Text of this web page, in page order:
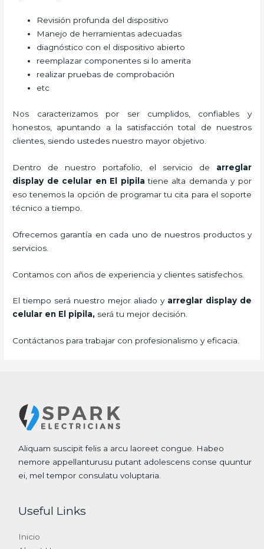
Revisión profunda del dispositivo
Manejo de herramientas adecuadas
diagnóstico con el dispositivo abierto
reemplazar componentes si lo amerita
realizar pruebas de comprobación
etc
Nos caracterizamos por ser cumplidos, confiables y
honestos, apuntando a la satisfacción total de nuestros
clientes, siendo ustedes nuestro mayor objetivo.
Dentro de nuestro portafolio, el servicio de arreglar
display de celular en El pipila tiene alta demanda y por
eso tenemos la opción de programar tu cita para el soporte
técnico a tiempo.
Ofrecemos garantía en cada uno de nuestros productos y
servicios.
Contamos con años de experiencia y clientes satisfechos.
El tiempo será nuestro mejor aliado y arreglar display de
celular en El pipila, será tu mejor decisión.
Contáctanos para trabajar con profesionalismo y eficacia.
Aliquam suscipit felis a arcu laoreet congue. Habeo
nemore appellanturusu putant adolescens conse quuntur
ei, mel tempor consulatu voluptaria.
Useful Links
Inicio